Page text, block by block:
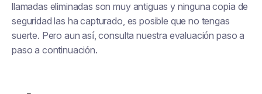
llamadas eliminadas son muy antiguas y ninguna copia de
seguridad las ha capturado, es posible que no tengas
suerte. Pero aun así, consulta nuestra evaluación paso a
paso a continuación.